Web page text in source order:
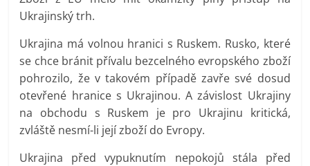
Ukrajinský trh.
Ukrajina má volnou hranici s Ruskem. Rusko, které
se chce bránit přívalu bezcelného evropského zboží
pohrozilo, že v takovém případě zavře své dosud
otevřené hranice s Ukrajinou. A závislost Ukrajiny
na obchodu s Ruskem je pro Ukrajinu kritická,
zvláště nesmí-li její zboží do Evropy.
Ukrajina před vypuknutím nepokojů stála před